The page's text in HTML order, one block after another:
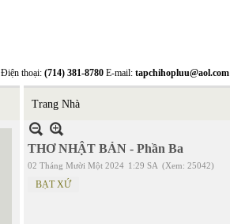
thoại: (714) 381-8780 E-mail: tapchihopluu@aol.com
Trang Nhà
THƠ NHẬT BẢN - Phần Ba
02 Tháng Mười Một 2024 1:29 SA (Xem: 25042)
BẠT XỨ